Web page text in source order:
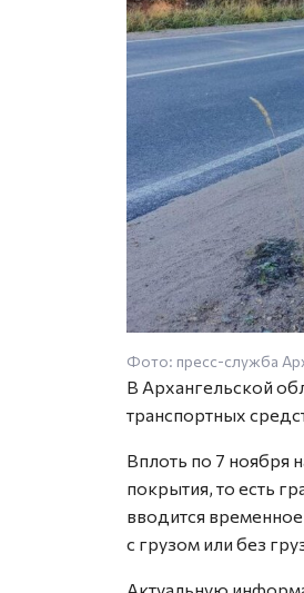
Фото: пресс-служба
В Архангельской
транспортных
Вплоть по 7 ноября
покрытия, то есть
вводится
с грузом или без